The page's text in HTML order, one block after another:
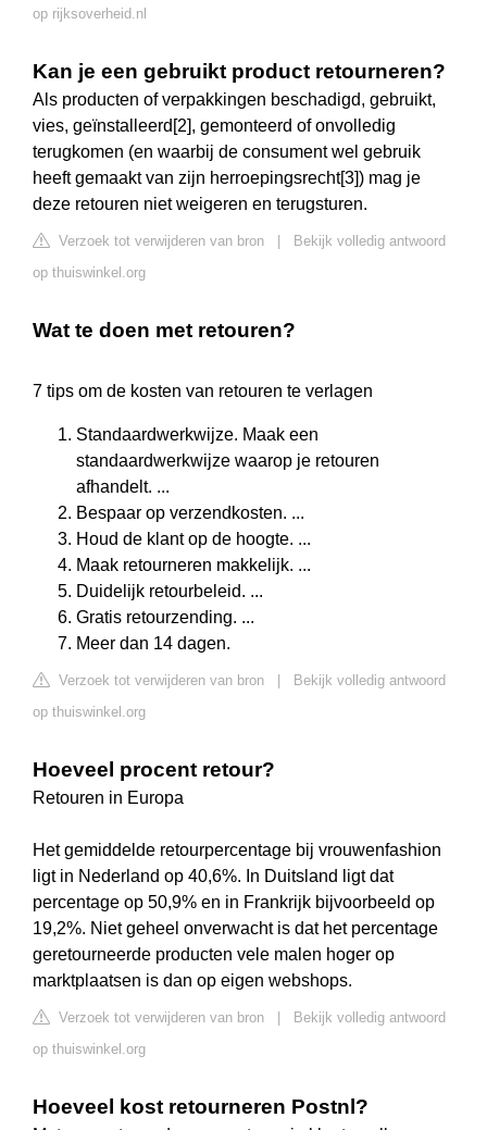
op rijksoverheid.nl
Kan je een gebruikt product retourneren?
Als producten of verpakkingen beschadigd, gebruikt,
vies, geïnstalleerd[2], gemonteerd of onvolledig
terugkomen (en waarbij de consument wel gebruik
heeft gemaakt van zijn herroepingsrecht[3]) mag je
deze retouren niet weigeren en terugsturen.
Verzoek tot verwijderen van bron
Bekijk volledig antwoord
op thuiswinkel.org
Wat te doen met retouren?
7 tips om de kosten van retouren te verlagen
Standaardwerkwijze. Maak een
standaardwerkwijze waarop je retouren
afhandelt. ...
Bespaar op verzendkosten. ...
Houd de klant op de hoogte. ...
Maak retourneren makkelijk. ...
Duidelijk retourbeleid. ...
Gratis retourzending. ...
Meer dan 14 dagen.
Verzoek tot verwijderen van bron
Bekijk volledig antwoord
op thuiswinkel.org
Hoeveel procent retour?
Retouren in Europa
Het gemiddelde retourpercentage bij vrouwenfashion
ligt in Nederland op 40,6%. In Duitsland ligt dat
percentage op 50,9% en in Frankrijk bijvoorbeeld op
19,2%. Niet geheel onverwacht is dat het percentage
geretourneerde producten vele malen hoger op
marktplaatsen is dan op eigen webshops.
Verzoek tot verwijderen van bron
Bekijk volledig antwoord
op thuiswinkel.org
Hoeveel kost retourneren Postnl?